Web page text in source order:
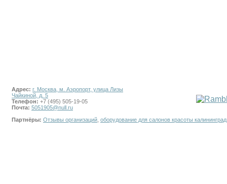
Адрес: г. Москва, м. Аэропорт, улица Лизы
Чайкиной, д. 5
Телефон: +7 (495) 505-19-05
Почта: 5051905@null.ru
Партнёры: Отзывы организаций оборудование для салонов красоты калининград